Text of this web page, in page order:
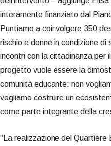
interamente finanziato dal
Puntiamo a coinvolgere 350
rischio e donne in condizione
incontri con la cittadinanza per
progetto vuole essere la
comunità educante: non
vogliamo costruire un
come parte integrante della
“La realizzazione del